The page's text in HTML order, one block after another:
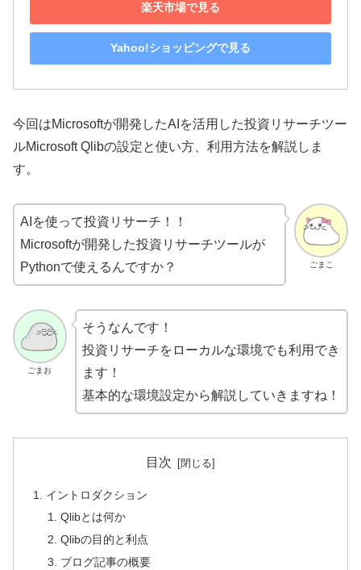
楽天市場で見る
Yahoo!ショッピングで見る
今回はMicrosoftが開発したAIを活用した投資リサーチツー
ルMicrosoft Qlibの設定と使い方、利用方法を解説しま
す。
ごまこ
AIを使って投資リサーチ！！
Microsoftが開発した投資リサーチツールが
Pythonで使えるんですか？
ごまお
そうなんです！
投資リサーチをローカルな環境でも利用でき
ます！
基本的な環境設定から解説していきますね！
目次
イントロダクション
Qlibとは何か
Qlibの目的と利点
ブログ記事の概要